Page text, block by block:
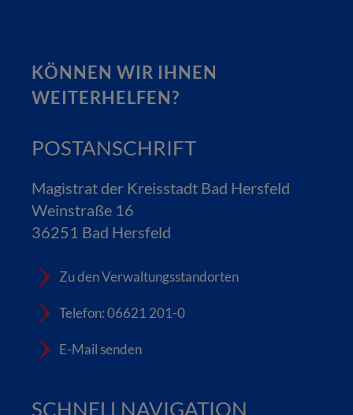
KÖNNEN WIR IHNEN
WEITERHELFEN?
POSTANSCHRIFT
Magistrat der Kreisstadt Bad Hersfeld
Weinstraße 16
36251 Bad Hersfeld
Zu den Verwaltungsstandorten
Telefon: 06621 201-0
E-Mail senden
SCHNELLNAVIGATION